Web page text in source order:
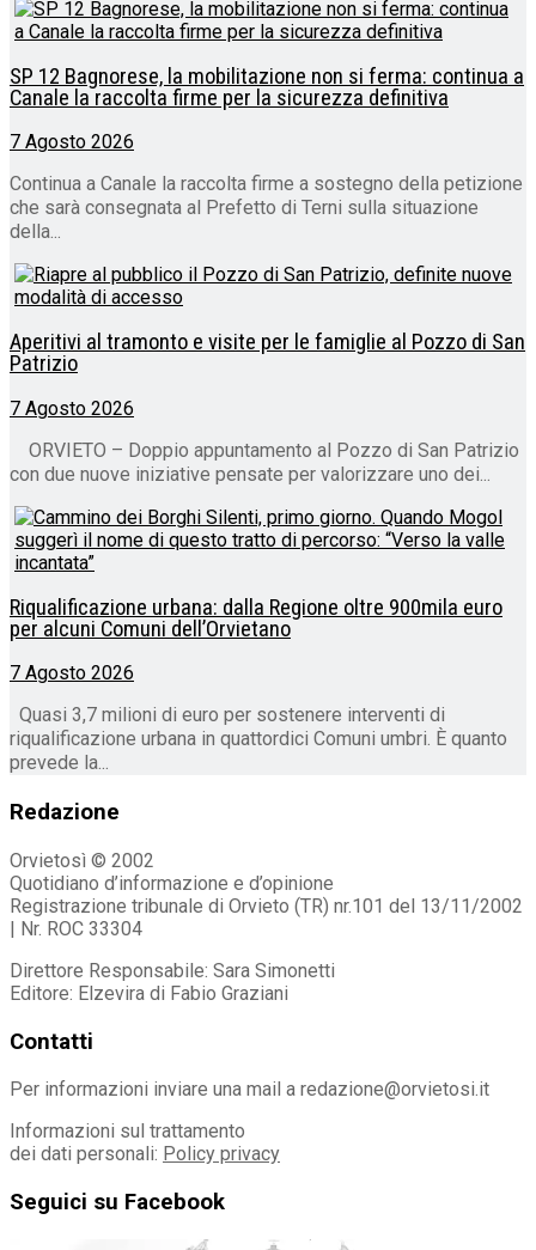
SP 12 Bagnorese, la mobilitazione non si ferma: continua a
Canale la raccolta firme per la sicurezza definitiva
7 Agosto 2026
Continua a Canale la raccolta firme a sostegno della petizione
che sarà consegnata al Prefetto di Terni sulla situazione
della...
Aperitivi al tramonto e visite per le famiglie al Pozzo di San
Patrizio
7 Agosto 2026
ORVIETO – Doppio appuntamento al Pozzo di San Patrizio
con due nuove iniziative pensate per valorizzare uno dei...
Riqualificazione urbana: dalla Regione oltre 900mila euro
per alcuni Comuni dell’Orvietano
7 Agosto 2026
Quasi 3,7 milioni di euro per sostenere interventi di
riqualificazione urbana in quattordici Comuni umbri. È quanto
prevede la...
Redazione
Orvietosì © 2002
Quotidiano d’informazione e d’opinione
Registrazione tribunale di Orvieto (TR) nr.101 del 13/11/2002
| Nr. ROC 33304
Direttore Responsabile: Sara Simonetti
Editore: Elzevira di Fabio Graziani
Contatti
Per informazioni inviare una mail a redazione@orvietosi.it
Informazioni sul trattamento
dei dati personali: Policy privacy
Seguici su Facebook